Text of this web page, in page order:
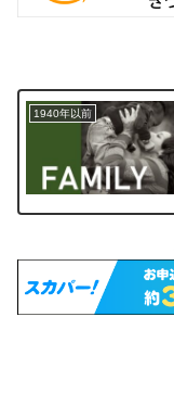
1940年以前